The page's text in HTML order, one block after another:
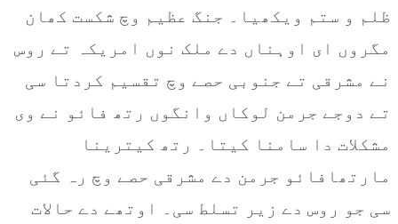
ظلم و ستم ویکھیا۔ جنگ عظیم وچ شکست کھان
مگروں ای اوہناں دے ملک نوں امریکہ تے روس
نے مشرقی تے جنوبی حصے وچ تقسیم کردتا سی
تے دوجے جرمن لوکاں وانگوں رتھ فائو نے وی
مشکلات دا سامنا کیتا۔ رتھ کیترینا
مارتھافائو جرمن دے مشرقی حصے وچ رہ گئی
سی جو روس دے زیر تسلط سی۔ اوتھے دے حالات